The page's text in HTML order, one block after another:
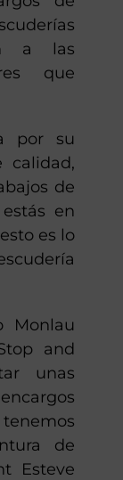
de
a las
que
por su
calidad,
de
en
es lo
Monlau
and
unas
tenemos
de
Esteve